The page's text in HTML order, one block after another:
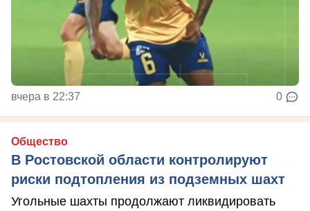
вчера в 22:37 0
Общество
В Ростовской области контролируют
риски подтопления из подземных шахт
Угольные шахты продолжают ликвидировать